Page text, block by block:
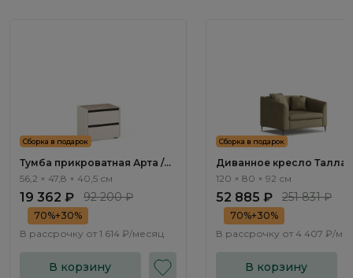
Сборка в подарок
Тумба прикроватная Арта /
Arta AR1012.1
56,2 × 47,8 × 40,5 см
19 362 ₽ 92 200 ₽
70%+30%
В рассрочку от 1 614 ₽/месяц
В корзину
Сборка в подарок
Диванное кресло Талла /
Talla ММ100.12
120 × 80 × 92 см
52 885 ₽ 251 831 ₽
70%+30%
В рассрочку от 4 407 ₽/
В корзину